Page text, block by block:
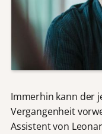
Immerhin kann der
Vergangenheit
Assistent von